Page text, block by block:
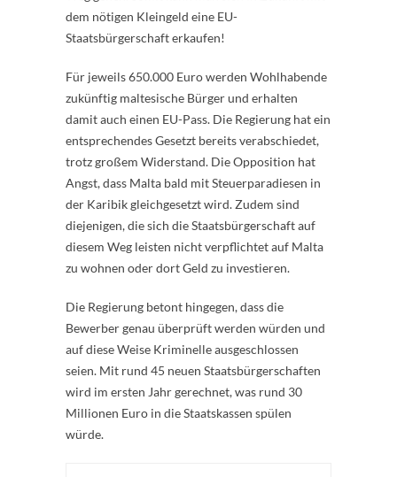
dem nötigen Kleingeld eine EU-
Staatsbürgerschaft erkaufen!
Für jeweils 650.000 Euro werden Wohlhabende
zukünftig maltesische Bürger und erhalten
damit auch einen EU-Pass. Die Regierung hat ein
entsprechendes Gesetzt bereits verabschiedet,
trotz großem Widerstand. Die Opposition hat
Angst, dass Malta bald mit Steuerparadiesen in
der Karibik gleichgesetzt wird. Zudem sind
diejenigen, die sich die Staatsbürgerschaft auf
diesem Weg leisten nicht verpflichtet auf Malta
zu wohnen oder dort Geld zu investieren.
Die Regierung betont hingegen, dass die
Bewerber genau überprüft werden würden und
auf diese Weise Kriminelle ausgeschlossen
seien. Mit rund 45 neuen Staatsbürgerschaften
wird im ersten Jahr gerechnet, was rund 30
Millionen Euro in die Staatskassen spülen
würde.